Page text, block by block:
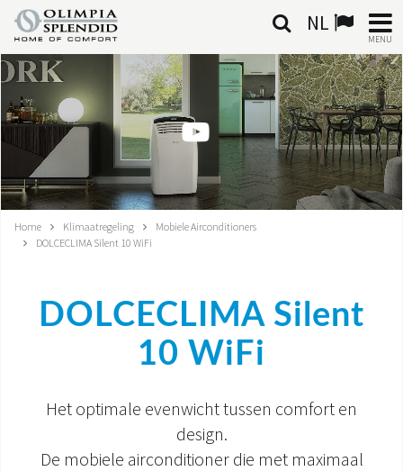
NL
MENU
NEDERLANDSE
HOME
KLIMAATREGELING
VERWARMING
GEÏNTEGREERDE SYSTEMEN
Home Klimaatregeling
Mobiele Airconditioners
DOLCECLIMA Silent 10 WiFi
DOLCECLIMA Silent
10 WiFi
Het optimale evenwicht tussen comfort en
design.
De mobiele airconditioner die met maximaal